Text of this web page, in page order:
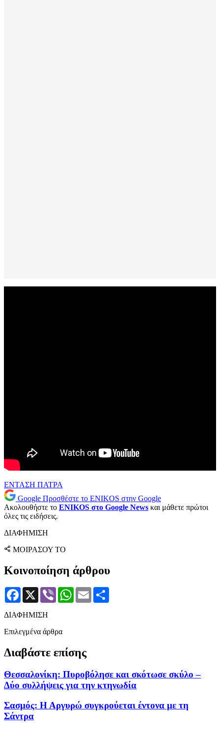
ΕΝΤΑΣΗ ΠΑΤΡΑ
Google Προσθέστε το ENIKOS στην Google
Ακολουθήστε το ENIKOS στο Google News και μάθετε πρώτοι
όλες τις ειδήσεις.
ΔΙΑΦΗΜΙΣΗ
ΜΟΙΡΑΣΟΥ ΤΟ
Κοινοποίηση άρθρου
Facebook
X Viber WhatsApp
Email
ΔΙΑΦΗΜΙΣΗ
Επιλεγμένα άρθρα
Διαβάστε επίσης
Θεσσαλονίκη: Πυροβόλησε και σκότωσε σκύλο –
Δύο συλλήψεις για την κτηνωδία
Σασμός: Η Αργυρώ συγκρούεται έντονα με τη
Σάντρα